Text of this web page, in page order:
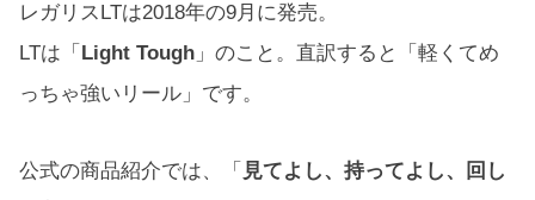
レガリスLTは2018年の9月に発売。
LTは「 Light Tough 」のこと。直訳すると「軽くてめ
っちゃ強いリール」です。
公式の商品紹介では、「 見てよし、持ってよし、回し